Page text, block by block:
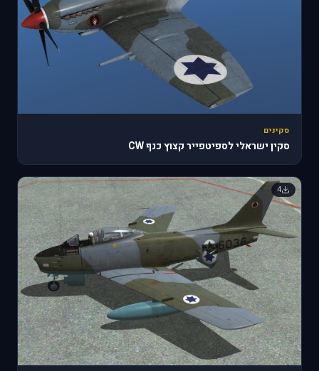
סקינים
סקין ישראלי לספיטפייר קצוץ כנף CW
4